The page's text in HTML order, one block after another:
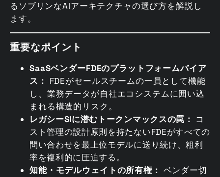
るソブリンなAIアーキテクチャの選び方を解説し
ます。
重要なポイント
SaaSベンダーFDEのプラットフォームバイア
ス： FDEがセールスチームの一員として機能
し、業務データが自社エコシステムに囲い込
まれる構造的リスク。
レガシーSIに潜むトークンマックスの罠： コ
スト管理の設計原則を持たないFDEがすべての
問い合わせを最上位モデルに送り続け、粗利
率を複利的に圧迫する。
知能・モデルウェイトの所有権： ベンダー切